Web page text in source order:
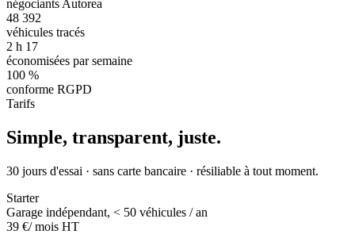
négociants Autorea
48 392
véhicules tracés
2 h 17
économisées par semaine
100 %
conforme RGPD
Tarifs
Simple, transparent, juste.
30 jours d'essai · sans carte bancaire · résiliable à tout moment.
Starter
Garage indépendant, < 50 véhicules / an
39 €/ mois HT